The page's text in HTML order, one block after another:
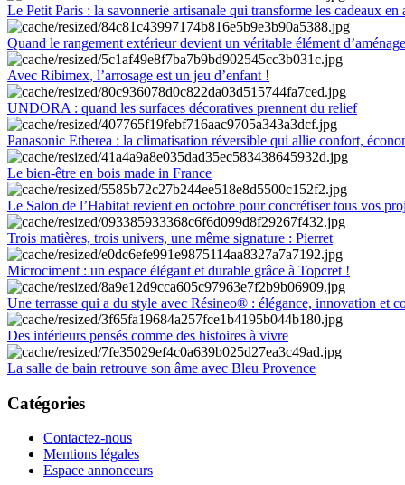
Le Petit Paris : la savonnerie artisanale qui transforme les cadeaux en
Quand le rangement extérieur devient un véritable élément
Avec Ribimex, l’arrosage est un jeu d’enfant !
UNDORA : quand les surfaces décoratives prennent du relief
Panasonic Etherea : la climatisation réversible qui allie confort,
Le bien-être en bois made in France
Le Salon de l’Habitat revient en octobre pour concrétiser tous vos
Trois matières, trois univers, une même signature : Pierret
Microciment : un espace élégant et durable grâce à Topcret !
Une terrasse qui a du style avec Résineo® : élégance, innovation et
Des intérieurs pensés comme des histoires à vivre
La salle de bain retrouve son âme avec Bleu Provence
Catégories
Contactez-nous
Mentions légales
Espace annonceurs